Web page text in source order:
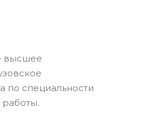
высшее
по специальности